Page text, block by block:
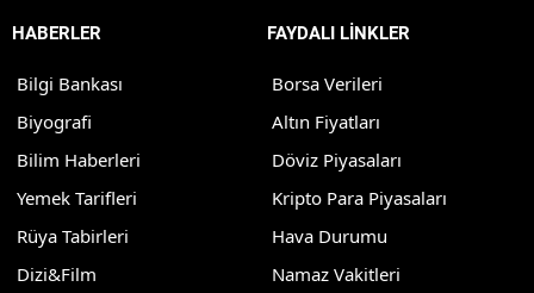
HABERLER
Bilgi Bankası
Biyografi
Bilim Haberleri
Yemek Tarifleri
Rüya Tabirleri
Dizi&Film
FAYDALI LİNKLER
Borsa Verileri
Altın Fiyatları
Döviz Piyasaları
Kripto Para Piyasaları
Hava Durumu
Namaz Vakitleri